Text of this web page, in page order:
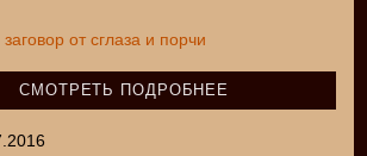
СМОТРЕТЬ ПОДРОБНЕЕ